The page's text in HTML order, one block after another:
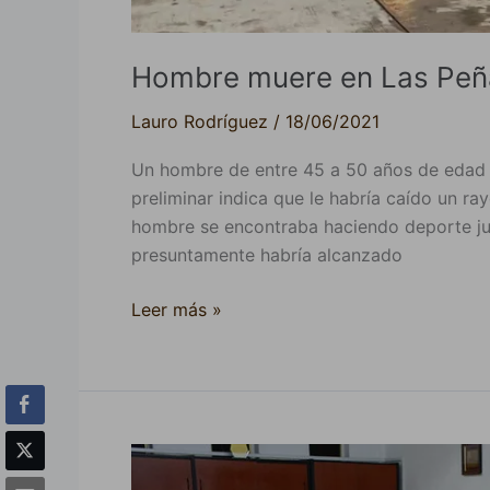
Hombre muere en Las
Lauro Rodríguez / 18/06/2021
Un hombre de entre 45 a 50 años de
preliminar indica que le habría caído un
hombre se encontraba haciendo deporte
presuntamente habría alcanzado
Leer más »
Siete
municipios